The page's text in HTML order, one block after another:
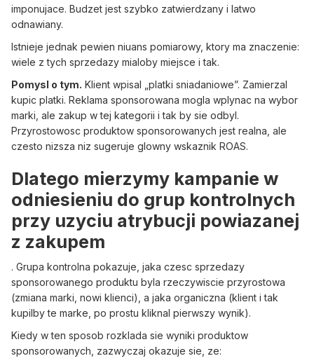
imponujace. Budzet jest szybko zatwierdzany i latwo
odnawiany.
Istnieje jednak pewien niuans pomiarowy, ktory ma znaczenie:
wiele z tych sprzedazy mialoby miejsce i tak.
Pomysl o tym. Klient wpisal „platki sniadaniowe”. Zamierzal
kupic platki. Reklama sponsorowana mogla wplynac na wybor
marki, ale zakup w tej kategorii i tak by sie odbyl.
Przyrostowosc produktow sponsorowanych jest realna, ale
czesto nizsza niz sugeruje glowny wskaznik ROAS.
Dlatego mierzymy kampanie w
odniesieniu do grup kontrolnych
przy uzyciu atrybucji powiazanej
z zakupem
. Grupa kontrolna pokazuje, jaka czesc sprzedazy
sponsorowanego produktu byla rzeczywiscie przyrostowa
(zmiana marki, nowi klienci), a jaka organiczna (klient i tak
kupilby te marke, po prostu kliknal pierwszy wynik).
Kiedy w ten sposob rozklada sie wyniki produktow
sponsorowanych, zazwyczaj okazuje sie, ze: